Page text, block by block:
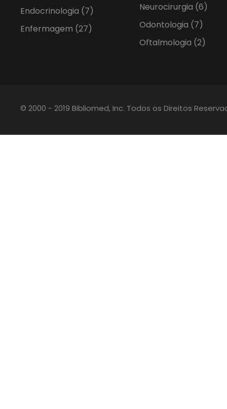
Endocrinologia (7)
Enfermagem (27)
Neurocirurgia (6)
Odontologia (7)
Oftalmologia (2)
© 2000 - 2019 Bibliomed, Inc. Todos os Direitos